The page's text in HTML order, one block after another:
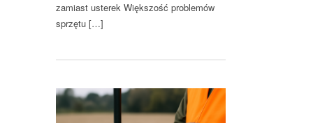
zamiast usterek Większość problemów
sprzętu […]